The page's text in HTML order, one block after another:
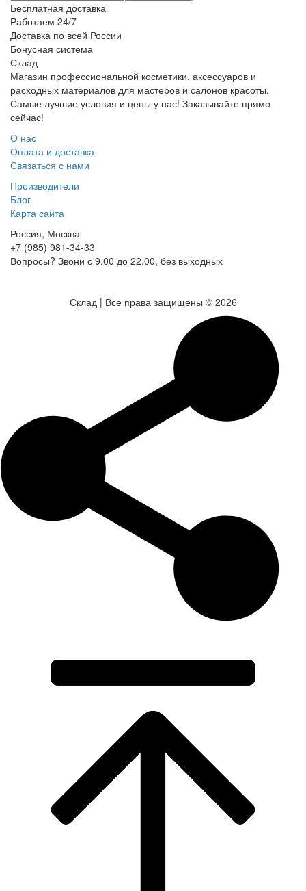
Бесплатная доставка
Работаем 24/7
Доставка по всей России
Бонусная система
Склад
Магазин профессиональной косметики, аксессуаров и
расходных материалов для мастеров и салонов красоты.
Самые лучшие условия и цены у нас! Заказывайте прямо
сейчас!
О нас
Оплата и доставка
Связаться с нами
Производители
Блог
Карта сайта
Россия, Москва
+7 (985) 981-34-33
Вопросы? Звони с 9.00 до 22.00, без выходных
Склад | Все права защищены © 2026